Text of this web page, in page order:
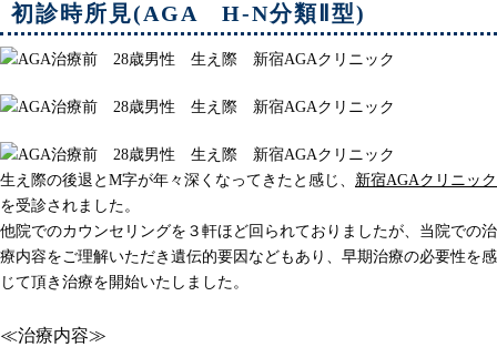
初診時所見(AGA H-N分類Ⅱ型)
生え際の後退とM字が年々深くなってきたと感じ、 新宿AGAクリニック
を受診されました。
他院でのカウンセリングを３軒ほど回られておりましたが、当院での治
療内容をご理解いただき遺伝的要因などもあり、早期治療の必要性を感
じて頂き治療を開始いたしました。
≪治療内容≫